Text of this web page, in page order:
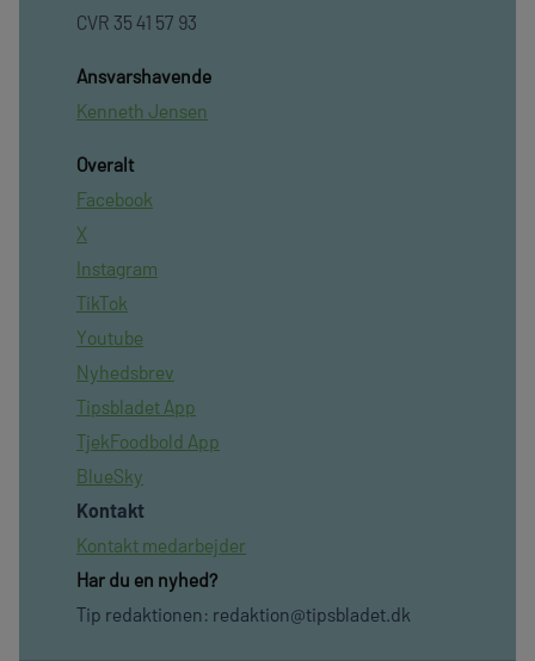
CVR 35 41 57 93
Ansvarshavende
Kenneth Jensen
Overalt
Facebook
X
Instagram
TikTok
Youtube
Nyhedsbrev
Tipsbladet App
TjekFoodbold App
BlueSky
Kontakt
Kontakt medarbejder
Har du en nyhed?
Tip redaktionen: redaktion@tipsbladet.dk